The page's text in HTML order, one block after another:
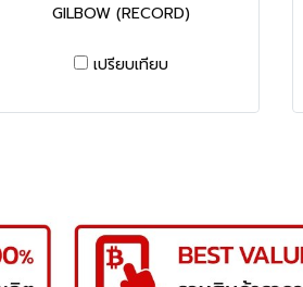
GILBOW (RECORD)
เปรียบเทียบ